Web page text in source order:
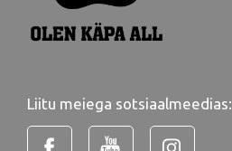
Liitu meiega sotsiaalmeedias: